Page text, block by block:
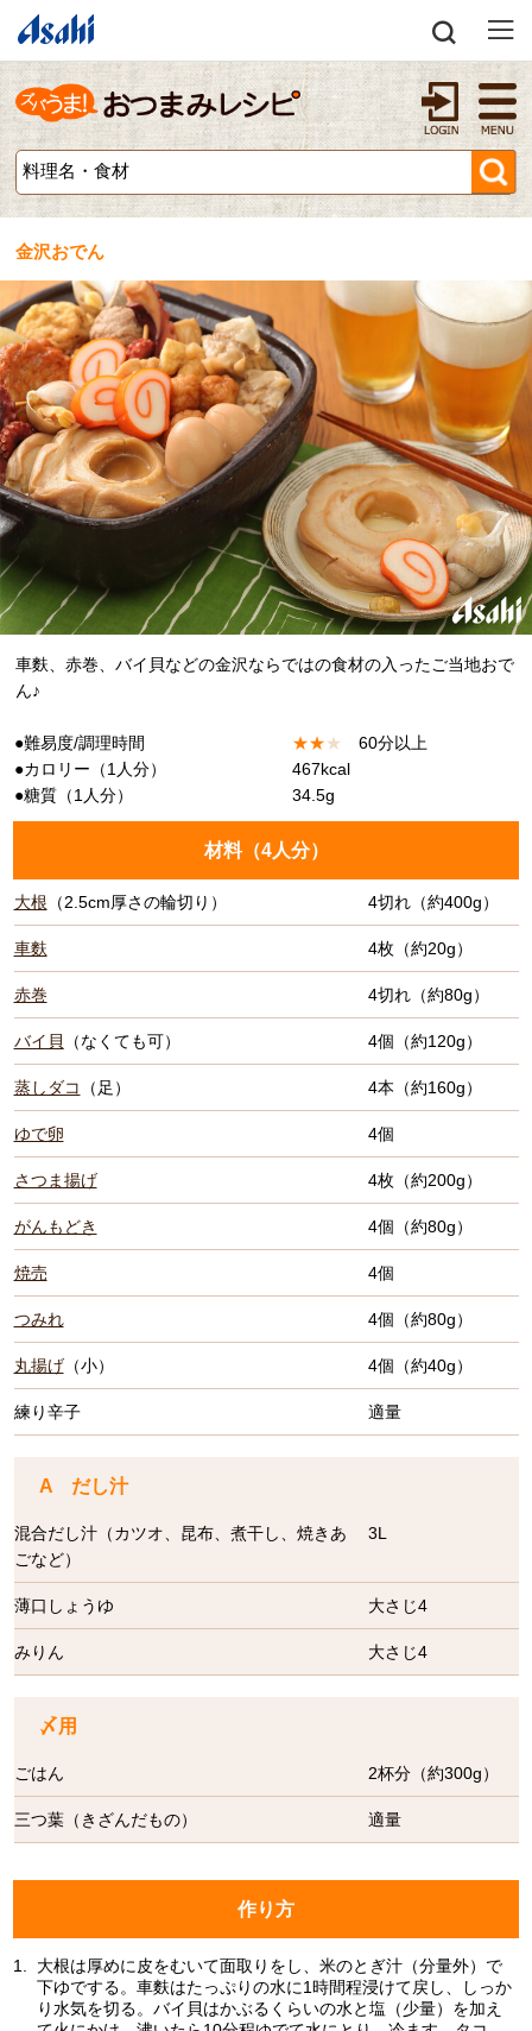
金沢おでん
車麩、赤巻、バイ貝などの金沢ならではの食材の入ったご当地おで
ん♪
●難易度/調理時間 ★★★
60分以上
●カロリー（1人分）
467kcal
●糖質（1人分）
34.5g
材料（4人分）
大根 （2.5cm厚さの輪切り） 4切れ（約400g）
車麩 4枚（約20g）
赤巻 4切れ（約80g）
バイ貝 （なくても可） 4個（約120g）
蒸しダコ （足） 4本（約160g）
ゆで卵 4個
さつま揚げ 4枚（約200g）
がんもどき 4個（約80g）
焼売 4個
つみれ 4個（約80g）
丸揚げ（小） 4個（約40g）
練り辛子 適量
A だし汁
混合だし汁（カツオ、昆布、煮干し、焼きあ
ごなど）
3L
薄口しょうゆ 大さじ4
みりん 大さじ4
〆用
ごはん 2杯分（約300g）
三つ葉（きざんだもの） 適量
作り方
1.
大根は厚めに皮をむいて面取りをし、米のとぎ汁（分量外）で
下ゆでする。車麩はたっぷりの水に1時間程浸けて戻し、しっか
り水気を切る。バイ貝はかぶるくらいの水と塩（少量）を加え